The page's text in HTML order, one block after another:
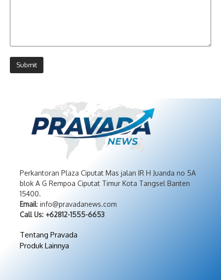
Perkantoran Plaza Ciputat Mas jalan IR H Juanda no 5A
blok A G Rempoa Ciputat Timur Kota Tangsel Banten
15400.
Email: info@pravadanews.com
Call Us: +62812-1555-6653
Tentang Pravada
Produk Lainnya